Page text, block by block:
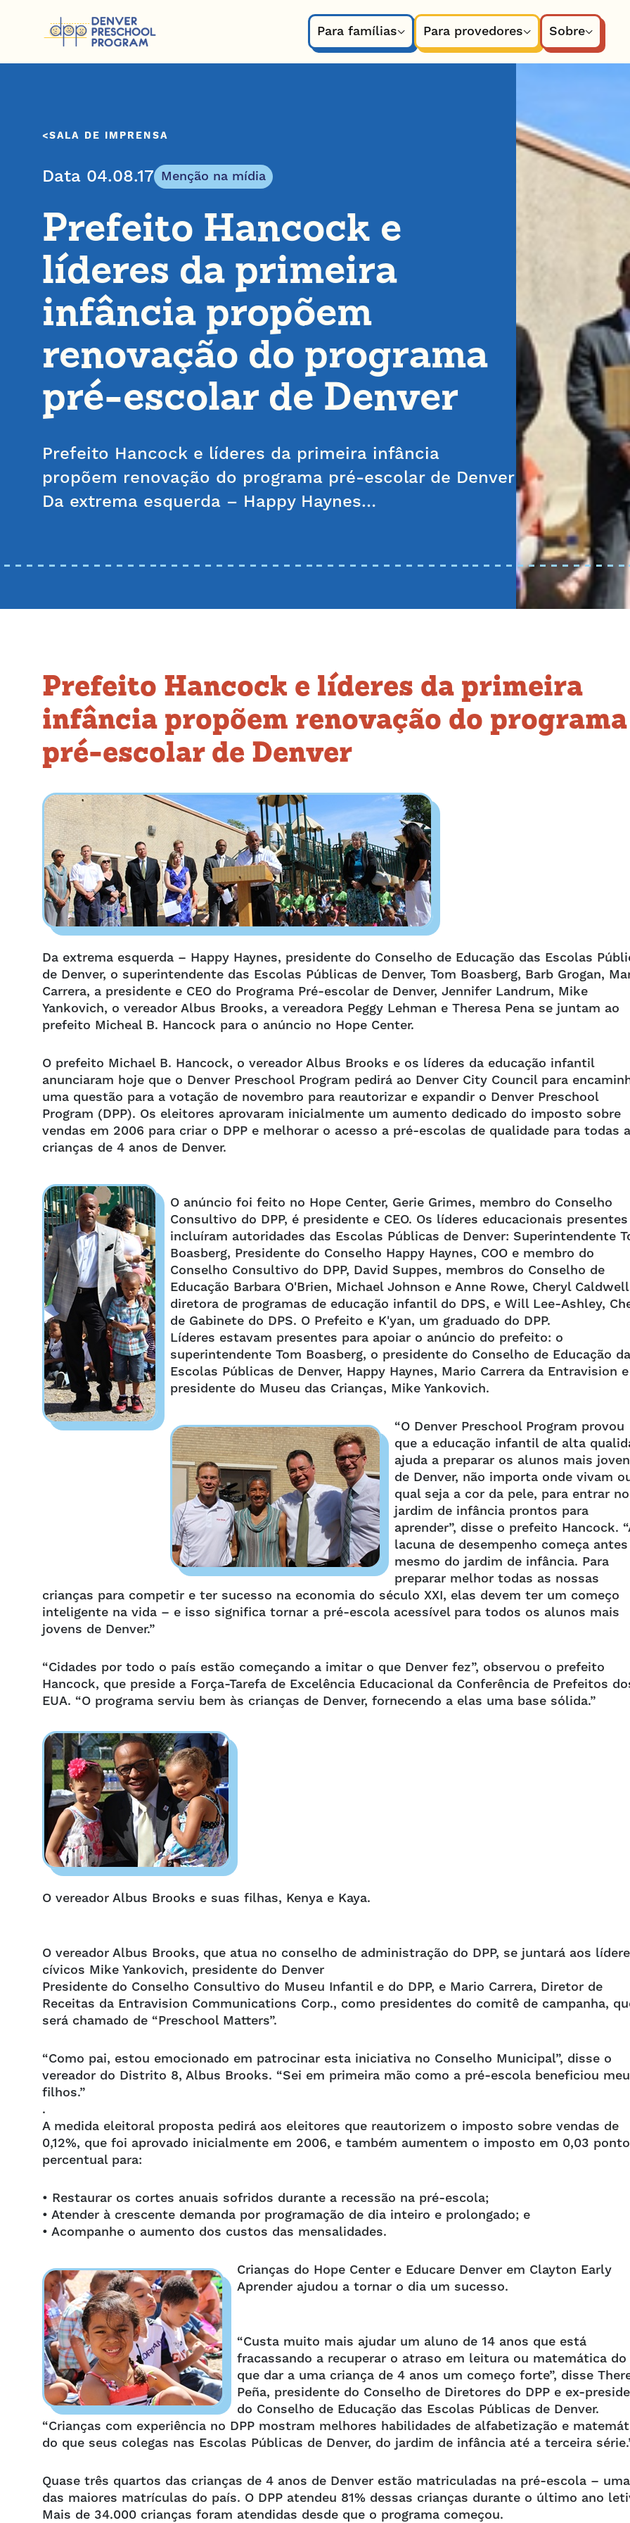
Para famílias
Para provedores Sobre
SALA DE IMPRENSA
Data 04.08.17 Menção na mídia
Prefeito Hancock e
líderes da primeira
infância propõem
renovação do programa
pré-escolar de Denver
Prefeito Hancock e líderes da primeira infância
propõem renovação do programa pré-escolar de Denver
Da extrema esquerda – Happy Haynes…
Prefeito Hancock e líderes da primeira
infância propõem renovação do programa
pré-escolar de Denver
Da extrema esquerda – Happy Haynes, presidente do Conselho de Educação das Escolas
de Denver, o superintendente das Escolas Públicas de Denver, Tom Boasberg, Barb Grogan,
Carrera, a presidente e CEO do Programa Pré-escolar de Denver, Jennifer Landrum, Mike
Yankovich, o vereador Albus Brooks, a vereadora Peggy Lehman e Theresa Pena se juntam ao
prefeito Micheal B. Hancock para o anúncio no Hope Center.
O prefeito Michael B. Hancock, o vereador Albus Brooks e os líderes da educação infantil
anunciaram hoje que o Denver Preschool Program pedirá ao Denver City Council para
uma questão para a votação de novembro para reautorizar e expandir o Denver Preschool
Program (DPP). Os eleitores aprovaram inicialmente um aumento dedicado do imposto sobre
vendas em 2006 para criar o DPP e melhorar o acesso a pré-escolas de qualidade para todas
crianças de 4 anos de Denver.
O anúncio foi feito no Hope Center, Gerie Grimes, membro do Conselho
Consultivo do DPP, é presidente e CEO. Os líderes educacionais presentes
incluíram autoridades das Escolas Públicas de Denver: Superintendente
Boasberg, Presidente do Conselho Happy Haynes, COO e membro do
Conselho Consultivo do DPP, David Suppes, membros do Conselho de
Educação Barbara O'Brien, Michael Johnson e Anne Rowe, Cheryl
diretora de programas de educação infantil do DPS, e Will Lee-Ashley,
de Gabinete do DPS. O Prefeito e K'yan, um graduado do DPP.
Líderes estavam presentes para apoiar o anúncio do prefeito: o
superintendente Tom Boasberg, o presidente do Conselho de Educação
Escolas Públicas de Denver, Happy Haynes, Mario Carrera da Entravision
presidente do Museu das Crianças, Mike Yankovich.
“O Denver Preschool Program provou
que a educação infantil de alta
ajuda a preparar os alunos mais
de Denver, não importa onde vivam
qual seja a cor da pele, para entrar no
jardim de infância prontos para
aprender”, disse o prefeito Hancock.
lacuna de desempenho começa antes
mesmo do jardim de infância. Para
preparar melhor todas as nossas
crianças para competir e ter sucesso na economia do século XXI, elas devem ter um começo
inteligente na vida – e isso significa tornar a pré-escola acessível para todos os alunos mais
jovens de Denver.”
“Cidades por todo o país estão começando a imitar o que Denver fez”, observou o prefeito
Hancock, que preside a Força-Tarefa de Excelência Educacional da Conferência de Prefeitos
EUA. “O programa serviu bem às crianças de Denver, fornecendo a elas uma base sólida.”
O vereador Albus Brooks e suas filhas, Kenya e Kaya.
O vereador Albus Brooks, que atua no conselho de administração do DPP, se juntará aos
cívicos Mike Yankovich, presidente do Denver
Presidente do Conselho Consultivo do Museu Infantil e do DPP, e Mario Carrera, Diretor de
Receitas da Entravision Communications Corp., como presidentes do comitê de campanha,
será chamado de “Preschool Matters”.
“Como pai, estou emocionado em patrocinar esta iniciativa no Conselho Municipal”, disse o
vereador do Distrito 8, Albus Brooks. “Sei em primeira mão como a pré-escola beneficiou
filhos.”
.
A medida eleitoral proposta pedirá aos eleitores que reautorizem o imposto sobre vendas de
0,12%, que foi aprovado inicialmente em 2006, e também aumentem o imposto em 0,03 ponto
percentual para:
• Restaurar os cortes anuais sofridos durante a recessão na pré-escola;
• Atender à crescente demanda por programação de dia inteiro e prolongado; e
• Acompanhe o aumento dos custos das mensalidades.
Crianças do Hope Center e Educare Denver em Clayton Early
Aprender ajudou a tornar o dia um sucesso.
“Custa muito mais ajudar um aluno de 14 anos que está
fracassando a recuperar o atraso em leitura ou matemática do
que dar a uma criança de 4 anos um começo forte”, disse
Peña, presidente do Conselho de Diretores do DPP e ex-
do Conselho de Educação das Escolas Públicas de Denver.
“Crianças com experiência no DPP mostram melhores habilidades de alfabetização e
do que seus colegas nas Escolas Públicas de Denver, do jardim de infância até a terceira
Quase três quartos das crianças de 4 anos de Denver estão matriculadas na pré-escola – uma
das maiores matrículas do país. O DPP atendeu 81% dessas crianças durante o último ano
Mais de 34.000 crianças foram atendidas desde que o programa começou.